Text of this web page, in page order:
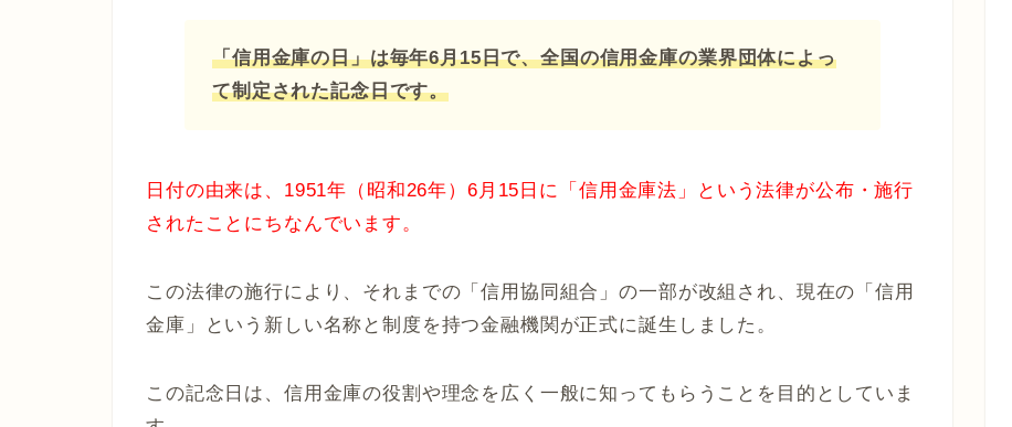
「信用金庫の日」は毎年6月15日で、全国の信用金庫の業界団体によっ
て制定された記念日です。
日付の由来は、1951年（昭和26年）6月15日に「信用金庫法」という法律が公布・施行
されたことにちなんでいます。
この法律の施行により、それまでの「信用協同組合」の一部が改組され、現在の「信用
金庫」という新しい名称と制度を持つ金融機関が正式に誕生しました。
この記念日は、信用金庫の役割や理念を広く一般に知ってもらうことを目的としていま